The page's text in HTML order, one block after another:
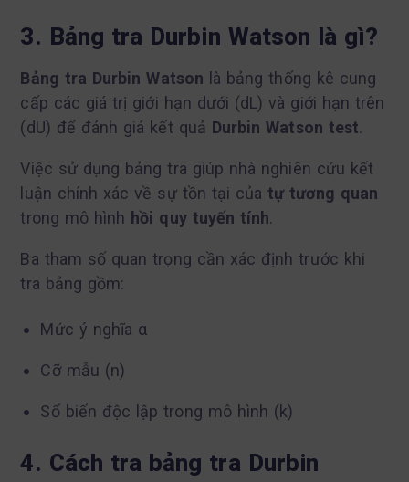
3. Bảng tra Durbin Watson là gì?
Bảng tra Durbin Watson là bảng thống kê cung
cấp các giá trị giới hạn dưới (dL) và giới hạn trên
(dU) để đánh giá kết quả Durbin Watson test.
Việc sử dụng bảng tra giúp nhà nghiên cứu kết
luận chính xác về sự tồn tại của tự tương quan
trong mô hình hồi quy tuyến tính.
Ba tham số quan trọng cần xác định trước khi
tra bảng gồm:
Mức ý nghĩa α
Cỡ mẫu (n)
Số biến độc lập trong mô hình (k)
4. Cách tra bảng tra Durbin